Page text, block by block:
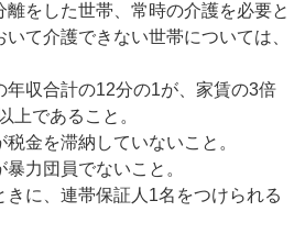
離をした世帯、常時の介護を必要と
て介護できない世帯については、
年収合計の12分の1が、家賃の3倍
上であること。
税金を滞納していないこと。
力団員でないこと。
きに、連帯保証人1名をつけられる